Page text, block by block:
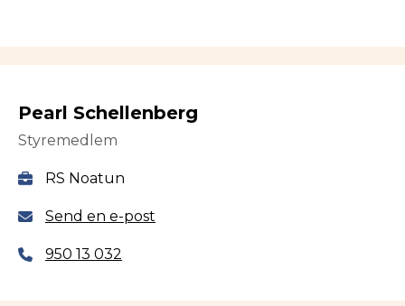
Pearl Schellenberg
Styremedlem
RS Noatun
Send en e-post
950 13 032